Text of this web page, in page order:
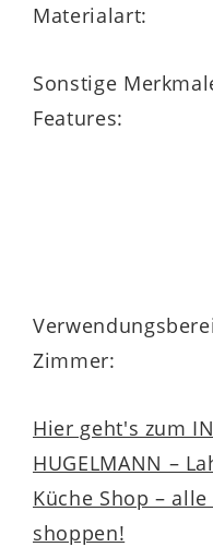
Materialart:
Sonstige
Features:
Zimmer:
Hier geht's zum
HUGELMANN –
Küche Shop –
shoppen!